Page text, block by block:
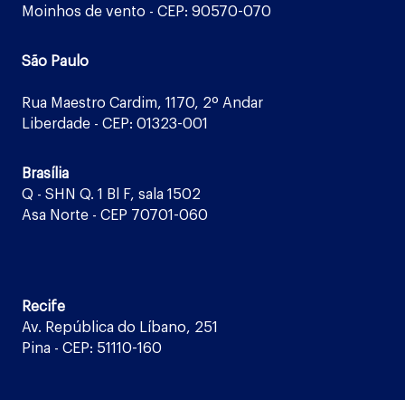
Moinhos de vento - CEP: 90570-070
São Paulo
Rua Maestro Cardim, 1170, 2º Andar
Liberdade - CEP: 01323-001
Brasília
Q - SHN Q. 1 Bl F, sala 1502
Asa Norte - CEP 70701-060
Recife
Av. República do Líbano, 251
Pina - CEP: 51110-160